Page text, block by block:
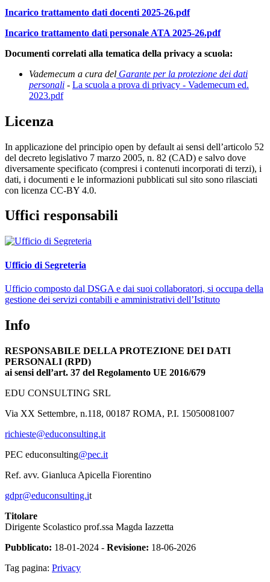
Incarico trattamento dati docenti 2025-26.pdf
Incarico trattamento dati personale ATA 2025-26.pdf
Documenti correlati alla tematica della privacy a scuola:
Vademecum a cura del Garante per la protezione dei dati
personali - La scuola a prova di privacy - Vademecum ed.
2023.pdf
Licenza
In applicazione del principio open by default ai sensi dell’articolo 52
del decreto legislativo 7 marzo 2005, n. 82 (CAD) e salvo dove
diversamente specificato (compresi i contenuti incorporati di terzi), i
dati, i documenti e le informazioni pubblicati sul sito sono rilasciati
con licenza CC-BY 4.0.
Uffici responsabili
Ufficio di Segreteria
Ufficio composto dal DSGA e dai suoi collaboratori, si occupa della
gestione dei servizi contabili e amministrativi dell’Istituto
Info
RESPONSABILE DELLA PROTEZIONE DEI DATI
PERSONALI (RPD)
ai sensi dell’art. 37 del Regolamento UE 2016/679
EDU CONSULTING SRL
Via XX Settembre, n.118, 00187 ROMA, P.I. 15050081007
richieste@educonsulting.it
PEC educonsulting@pec.it
Ref. avv. Gianluca Apicella Fiorentino
gdpr@educonsulting.it
Titolare
Dirigente Scolastico prof.ssa Magda Iazzetta
Pubblicato: 18-01-2024 - Revisione: 18-06-2026
Tag pagina: Privacy